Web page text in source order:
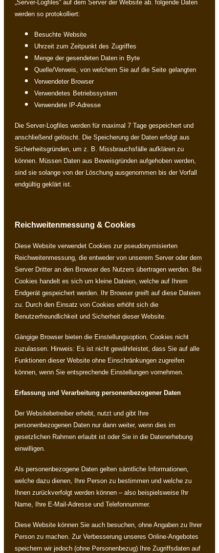
„Server-Logfiles“ auf dem Server der Website ab. folgende Daten
werden so protokolliert:
Besuchte Website
Uhrzeit zum Zeitpunkt des Zugriffes
Menge der gesendeten Daten in Byte
Quelle/Verweis, von welchem Sie auf die Seite gelangten
Verwendeter Browser
Verwendetes Betriebssystem
Verwendete IP-Adresse
Die Server-Logfiles werden für maximal 7 Tage gespeichert und
anschließend gelöscht. Die Speicherung der Daten erfolgt aus
Sicherheitsgründen, um z. B. Missbrauchsfälle aufklären zu
können. Müssen Daten aus Beweisgründen aufgehoben werden,
sind sie solange von der Löschung ausgenommen bis der Vorfall
endgültig geklärt ist.
Reichweitenmessung & Cookies
Diese Website verwendet Cookies zur pseudonymisierten
Reichweitenmessung, die entweder von unserem Server oder dem
Server Dritter an den Browser des Nutzers übertragen werden. Bei
Cookies handelt es sich um kleine Dateien, welche auf Ihrem
Endgerät gespeichert werden. Ihr Browser greift auf diese Dateien
zu. Durch den Einsatz von Cookies erhöht sich die
Benutzerfreundlichkeit und Sicherheit dieser Website.
Gängige Browser bieten die Einstellungsoption, Cookies nicht
zuzulassen. Hinweis: Es ist nicht gewährleistet, dass Sie auf alle
Funktionen dieser Website ohne Einschränkungen zugreifen
können, wenn Sie entsprechende Einstellungen vornehmen.
Erfassung und Verarbeitung personenbezogener Daten
Der Websitebetreiber erhebt, nutzt und gibt Ihre
personenbezogenen Daten nur dann weiter, wenn dies im
gesetzlichen Rahmen erlaubt ist oder Sie in die Datenerhebung
einwilligen.
Als personenbezogene Daten gelten sämtliche Informationen,
welche dazu dienen, Ihre Person zu bestimmen und welche zu
Ihnen zurückverfolgt werden können – also beispielsweise Ihr
Name, Ihre E-Mail-Adresse und Telefonnummer.
Diese Website können Sie auch besuchen, ohne Angaben zu Ihrer
Person zu machen. Zur Verbesserung unseres Online-Angebotes
speichern wir jedoch (ohne Personenbezug) Ihre Zugriffsdaten auf